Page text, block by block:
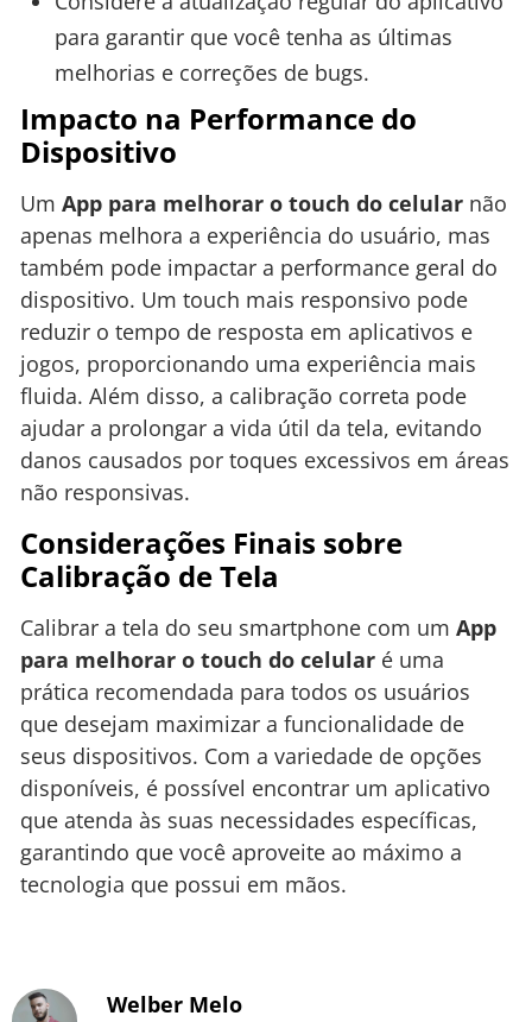
para garantir que você tenha as últimas
melhorias e correções de bugs.
Impacto na Performance do
Dispositivo
Um App para melhorar o touch do celular não
apenas melhora a experiência do usuário, mas
também pode impactar a performance geral do
dispositivo. Um touch mais responsivo pode
reduzir o tempo de resposta em aplicativos e
jogos, proporcionando uma experiência mais
fluida. Além disso, a calibração correta pode
ajudar a prolongar a vida útil da tela, evitando
danos causados por toques excessivos em áreas
não responsivas.
Considerações Finais sobre
Calibração de Tela
Calibrar a tela do seu smartphone com um App
para melhorar o touch do celular é uma
prática recomendada para todos os usuários
que desejam maximizar a funcionalidade de
seus dispositivos. Com a variedade de opções
disponíveis, é possível encontrar um aplicativo
que atenda às suas necessidades específicas,
garantindo que você aproveite ao máximo a
tecnologia que possui em mãos.
Welber Melo